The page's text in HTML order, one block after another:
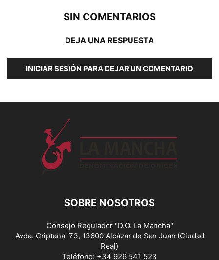
SIN COMENTARIOS
DEJA UNA RESPUESTA
INICIAR SESIÓN PARA DEJAR UN COMENTARIO
SOBRE NOSOTROS
Consejo Regulador "D.O. La Mancha"
Avda. Criptana, 73, 13600 Alcázar de San Juan (Ciudad
Real)
Teléfono: +34 926 541 523